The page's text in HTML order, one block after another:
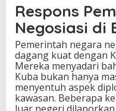
Respons
Negosiasi di
Pemerintah negara
dagang kuat dengan
Mereka menyadari
Kuba bukan hanya
menyentuh aspek
kawasan. Beberapa